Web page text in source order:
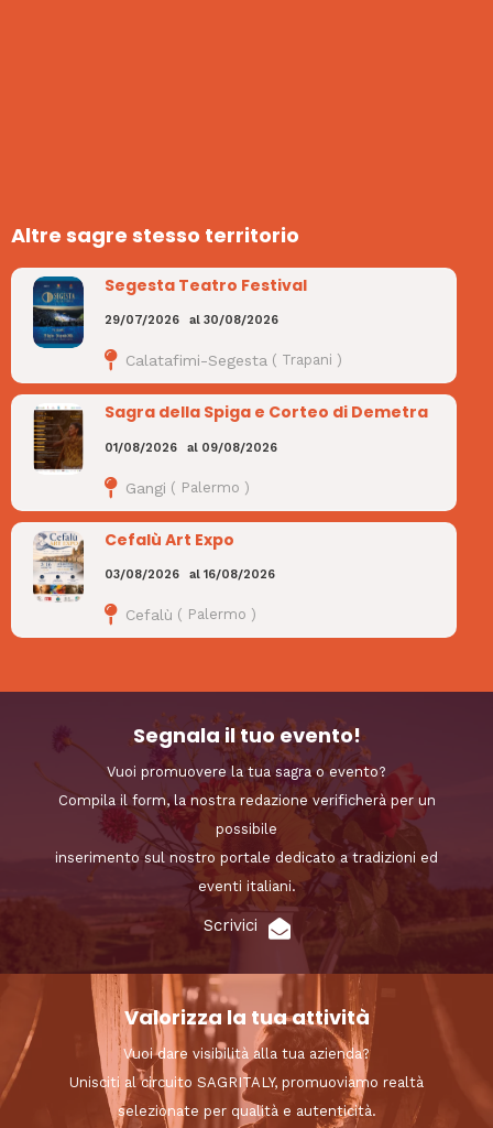
Altre sagre stesso territorio
Segesta Teatro Festival
29/07/2026 al30/08/2026
Calatafimi-Segesta ( Trapani )
Sagra della Spiga e Corteo di Demetra
01/08/2026 al 09/08/2026
Gangi ( Palermo )
Cefalù Art Expo
03/08/2026 al16/08/2026
Cefalù ( Palermo )
Segnala il tuo evento!
Vuoi promuovere la tua sagra o evento?
Compila il form, la nostra redazione verificherà per un
possibile
inserimento sul nostro portale dedicato a tradizioni ed
eventi italiani.
Scrivici
Valorizza la tua attività
Vuoi dare visibilità alla tua azienda?
Unisciti al circuito SAGRITALY, promuoviamo realtà
selezionate per qualità e autenticità.